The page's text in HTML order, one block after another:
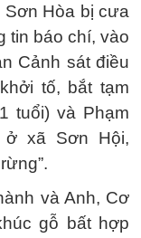
Sơn Hòa bị cưa
tin báo chí, vào
Cảnh sát điều
tố, bắt tạm
tuổi) và Phạm
ở xã Sơn Hội,
và Anh, Cơ
gỗ bất hợp